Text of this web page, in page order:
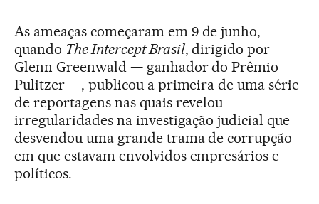
As ameaças começaram em 9 de junho,
quando The Intercept Brasil, dirigido por
Glenn Greenwald — ganhador do Prêmio
Pulitzer —, publicou a primeira de uma série
de reportagens nas quais revelou
irregularidades na investigação judicial que
desvendou uma grande trama de corrupção
em que estavam envolvidos empresários e
políticos.